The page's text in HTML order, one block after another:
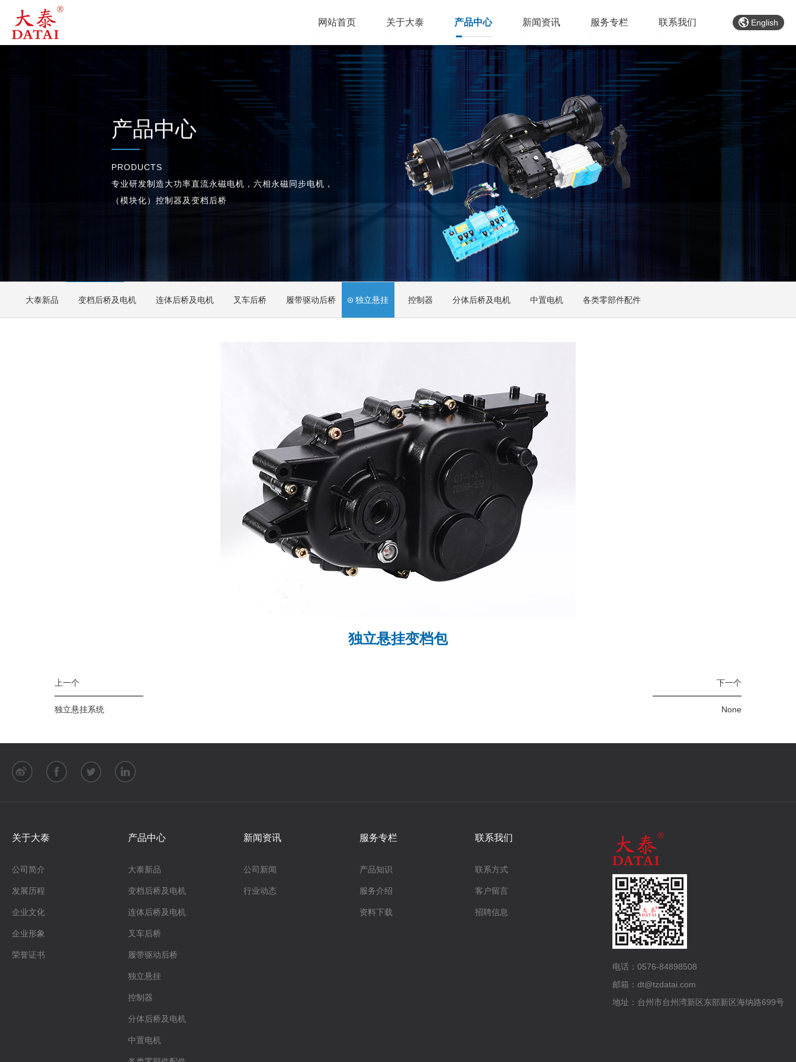
网站首页 关于大泰 产品中心 新闻资讯 服务专栏 联系我们 English
产品中心
PRODUCTS
专业研发制造大功率直流永磁电机，六相永磁同步电机，
（模块化）控制器及变档后桥
大泰新品 变档后桥及电机 连体后桥及电机 叉车后桥 履带驱动后桥 独立悬挂 控制器 分体后桥及电机 中置电机 各类零部件配件
独立悬挂变档包
上一个
独立悬挂系统
下一个
None
关于大泰
公司简介
发展历程
企业文化
企业形象
荣誉证书
产品中心
大泰新品
变档后桥及电机
连体后桥及电机
叉车后桥
履带驱动后桥
独立悬挂
控制器
分体后桥及电机
中置电机
新闻资讯
公司新闻
行业动态
服务专栏
产品知识
服务介绍
资料下载
联系我们
联系方式
客户留言
招聘信息
电话：0576-84898508
邮箱：dt@tzdatai.com
地址：台州市台州湾新区东部新区海纳路699号